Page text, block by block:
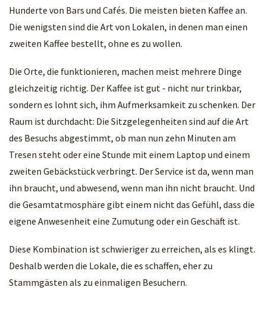
Hunderte von Bars und Cafés. Die meisten bieten Kaffee an.
Die wenigsten sind die Art von Lokalen, in denen man einen
zweiten Kaffee bestellt, ohne es zu wollen.
Die Orte, die funktionieren, machen meist mehrere Dinge
gleichzeitig richtig. Der Kaffee ist gut - nicht nur trinkbar,
sondern es lohnt sich, ihm Aufmerksamkeit zu schenken. Der
Raum ist durchdacht: Die Sitzgelegenheiten sind auf die Art
des Besuchs abgestimmt, ob man nun zehn Minuten am
Tresen steht oder eine Stunde mit einem Laptop und einem
zweiten Gebäckstück verbringt. Der Service ist da, wenn man
ihn braucht, und abwesend, wenn man ihn nicht braucht. Und
die Gesamtatmosphäre gibt einem nicht das Gefühl, dass die
eigene Anwesenheit eine Zumutung oder ein Geschäft ist.
Diese Kombination ist schwieriger zu erreichen, als es klingt.
Deshalb werden die Lokale, die es schaffen, eher zu
Stammgästen als zu einmaligen Besuchern.